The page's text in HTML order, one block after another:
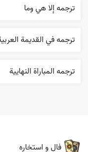
ترجمه إلا هي وما
ترجمه في القديمة
ترجمه المباراة النهایية
فال و استخاره